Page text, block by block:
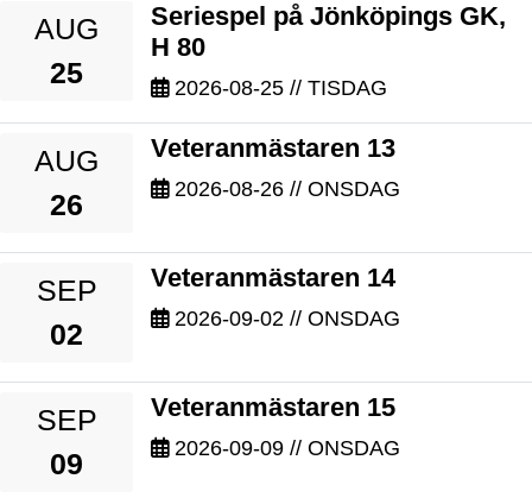
AUG
25
Seriespel på Jönköpings GK,
H 80
2026-08-25 // TISDAG
AUG
26
Veteranmästaren 13
2026-08-26 // ONSDAG
SEP
02
Veteranmästaren 14
2026-09-02 // ONSDAG
SEP
09
Veteranmästaren 15
2026-09-09 // ONSDAG